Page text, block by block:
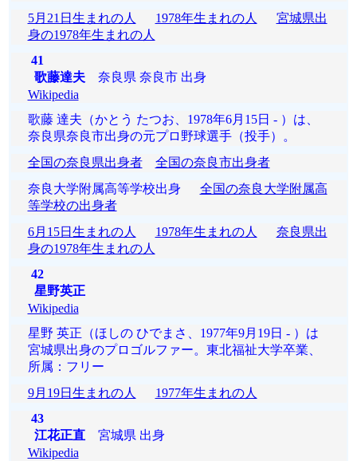
5月21日生まれの人
1978年生まれの人
宮城県出
身の1978年生まれの人
41
歌藤達夫奈良県 奈良市 出身
Wikipedia
歌藤 達夫（かとう たつお、1978年6月15日 - ）は、
奈良県奈良市出身の元プロ野球選手（投手）。
全国の奈良県出身者
全国の奈良市出身者
奈良大学附属高等学校出身 全国の奈良大学附属高
等学校の出身者
6月15日生まれの人
1978年生まれの人
奈良県出
身の1978年生まれの人
42
星野英正
Wikipedia
星野 英正（ほしの ひでまさ、1977年9月19日 - ）は
宮城県出身のプロゴルファー。東北福祉大学卒業、
所属：フリー
9月19日生まれの人
1977年生まれの人
43
江花正直宮城県 出身
Wikipedia